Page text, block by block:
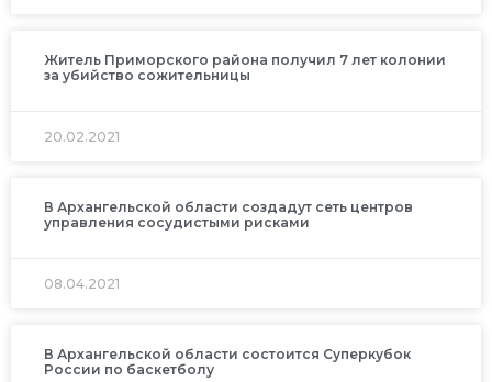
Житель Приморского района получил 7 лет колонии
за убийство сожительницы
20.02.2021
В Архангельской области создадут сеть центров
управления сосудистыми рисками
08.04.2021
В Архангельской области состоится Суперкубок
России по баскетболу